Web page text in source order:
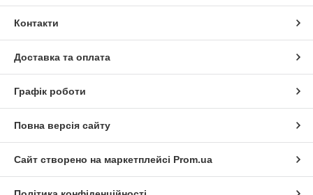
Контакти
Доставка та оплата
Графік роботи
Повна версія сайту
Сайт створено на маркетплейсі Prom.ua